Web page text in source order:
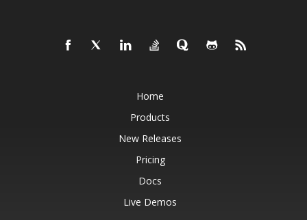
Home
Products
New Releases
Pricing
Docs
Live Demos